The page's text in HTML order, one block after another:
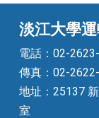
淡江大學
電話：02-
傳真：02-
地址：25137
室